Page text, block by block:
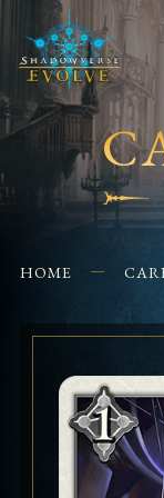
Q&A
EVENT
HOME